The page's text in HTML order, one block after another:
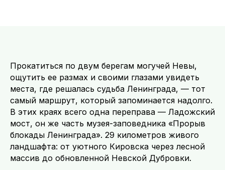
Прокатиться по двум берегам могучей Невы,
ощутить ее размах и своими глазами увидеть
места, где решалась судьба Ленинграда, — тот
самый маршрут, который запоминается надолго.
В этих краях всего одна переправа — Ладожский
мост, он же часть музея-заповедника «Прорыв
блокады Ленинграда». 29 километров живого
ландшафта: от уютного Кировска через лесной
массив до обновленной Невской Дубровки.